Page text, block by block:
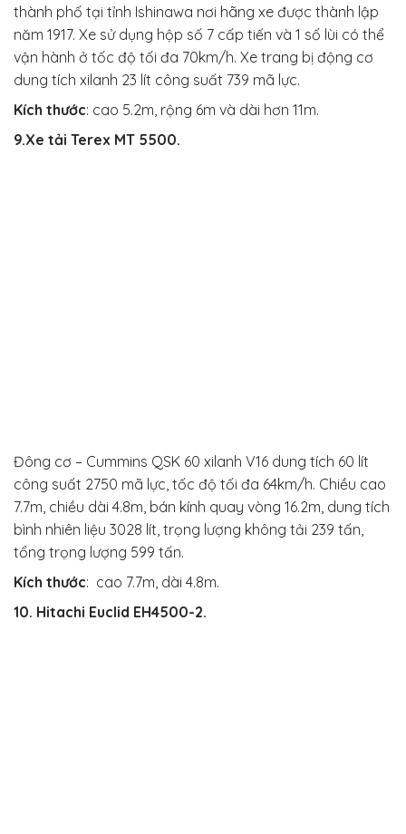
thành phố tại tỉnh Ishinawa nơi hãng xe được thành lập
năm 1917. Xe sử dụng hộp số 7 cấp tiến và 1 số lùi có thể
vận hành ở tốc độ tối đa 70km/h. Xe trang bị động cơ
dung tích xilanh 23 lít công suất 739 mã lực.
Kích thước: cao 5.2m, rộng 6m và dài hơn 11m.
9.Xe tải Terex MT 5500.
Đông cơ – Cummins QSK 60 xilanh V16 dung tích 60 lít
công suất 2750 mã lực, tốc độ tối đa 64km/h. Chiều cao
7.7m, chiều dài 4.8m, bán kính quay vòng 16.2m, dung tích
bình nhiên liệu 3028 lít, trọng lượng không tải 239 tấn,
tổng trọng lượng 599 tấn.
Kích thước: cao 7.7m, dài 4.8m.
10. Hitachi Euclid EH4500-2.